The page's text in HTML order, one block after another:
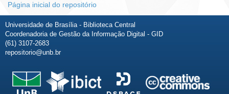
Página inicial do repositório
Universidade de Brasília - Biblioteca Central
Coordenadoria de Gestão da Informação Digital - GID
(61) 3107-2683
repositorio@unb.br